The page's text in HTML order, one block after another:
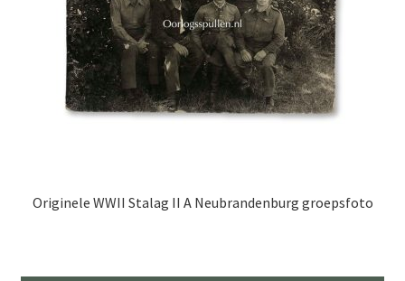
Originele WWII Stalag II A Neubrandenburg groepsfoto